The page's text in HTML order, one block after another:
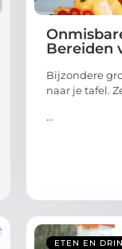
Bereiden
Bijzondere
naar je tafel.
...
ETEN EN